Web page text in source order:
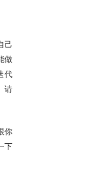
己
做
代
请
你
下